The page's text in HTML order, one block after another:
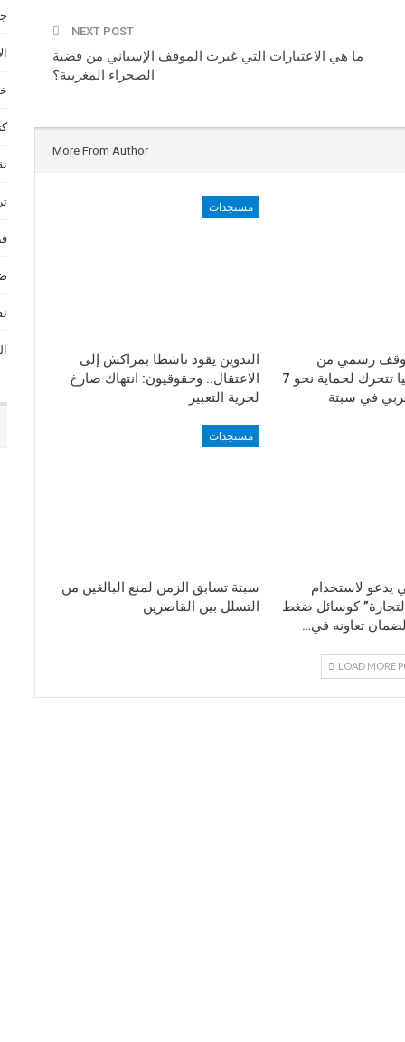
NEXT POST
ما هي الاعتبارات التي غيرت الموقف الإسباني من قضية
الصحراء المغربية؟
More From Author
رسمي من
الرباط.. إسبانيا تتحرك لحماية نحو 7
في سبتة
مستجدات
التدوين يقود ناشطا بمراكش إلى
الاعتقال.. وحقوقيون: انتهاك صارخ
لحرية التعبير
يدعو لاستخدام
كوسائل ضغط
تعاونه في…
مستجدات
سبتة تسابق الزمن لمنع البالغين من
التسلل بين القاصرين
LOAD MORE